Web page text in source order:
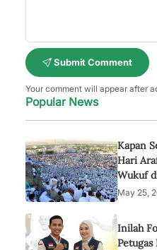
Submit Comment
Your comment will appear after
Popular News
Kapan
Hari
Wukuf
May 25,
Inilah